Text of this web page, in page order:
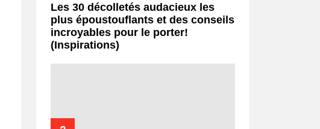
Les 30 décolletés audacieux les
plus époustouflants et des conseils
incroyables pour le porter!
(Inspirations)